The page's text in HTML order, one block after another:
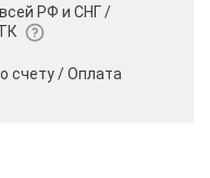
РФ и СНГ /
счету /Оплата